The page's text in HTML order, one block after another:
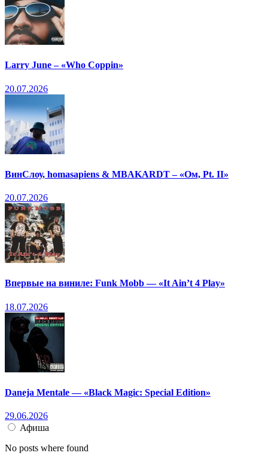
Larry June – «Who Coppin»
20.07.2026
ВинСлоу, homasapiens & MBAKARDT – «Ом, Pt. II»
20.07.2026
Впервые на виниле: Funk Mobb — «It Ain’t 4 Play»
18.07.2026
Daneja Mentale — «Black Magic: Special Edition»
29.06.2026
Афиша
No posts where found